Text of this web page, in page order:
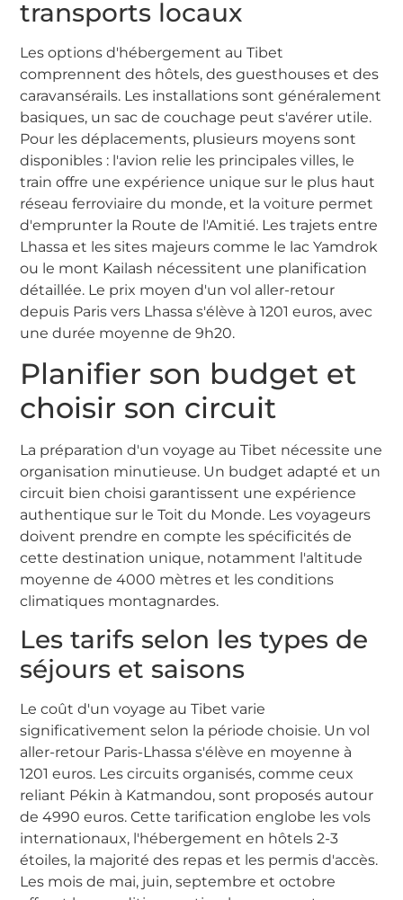
transports locaux
Les options d'hébergement au Tibet
comprennent des hôtels, des guesthouses et des
caravansérails. Les installations sont généralement
basiques, un sac de couchage peut s'avérer utile.
Pour les déplacements, plusieurs moyens sont
disponibles : l'avion relie les principales villes, le
train offre une expérience unique sur le plus haut
réseau ferroviaire du monde, et la voiture permet
d'emprunter la Route de l'Amitié. Les trajets entre
Lhassa et les sites majeurs comme le lac Yamdrok
ou le mont Kailash nécessitent une planification
détaillée. Le prix moyen d'un vol aller-retour
depuis Paris vers Lhassa s'élève à 1201 euros, avec
une durée moyenne de 9h20.
Planifier son budget et
choisir son circuit
La préparation d'un voyage au Tibet nécessite une
organisation minutieuse. Un budget adapté et un
circuit bien choisi garantissent une expérience
authentique sur le Toit du Monde. Les voyageurs
doivent prendre en compte les spécificités de
cette destination unique, notamment l'altitude
moyenne de 4000 mètres et les conditions
climatiques montagnardes.
Les tarifs selon les types de
séjours et saisons
Le coût d'un voyage au Tibet varie
significativement selon la période choisie. Un vol
aller-retour Paris-Lhassa s'élève en moyenne à
1201 euros. Les circuits organisés, comme ceux
reliant Pékin à Katmandou, sont proposés autour
de 4990 euros. Cette tarification englobe les vols
internationaux, l'hébergement en hôtels 2-3
étoiles, la majorité des repas et les permis d'accès.
Les mois de mai, juin, septembre et octobre